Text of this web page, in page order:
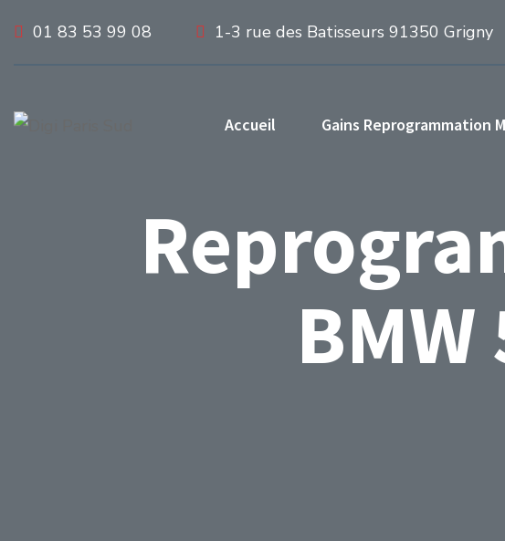
01 83 53 99 08 1-3 rue des Batisseurs 91350 Grigny
Accueil Gains Reprogrammation
BMW